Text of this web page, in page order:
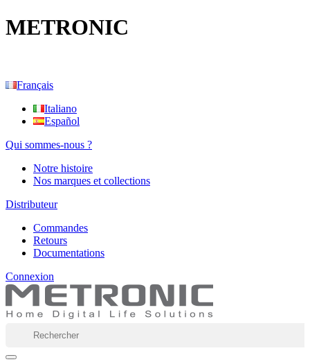
METRONIC
Français
Italiano
Español
Qui sommes-nous ?
Notre histoire
Nos marques et collections
Distributeur
Commandes
Retours
Documentations
Connexion